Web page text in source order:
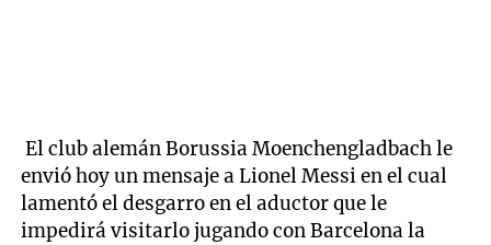
El club alemán Borussia Moenchengladbach le
envió hoy un mensaje a Lionel Messi en el cual
lamentó el desgarro en el aductor que le
impedirá visitarlo jugando con Barcelona la